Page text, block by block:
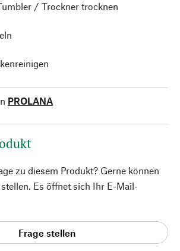
/ Trockner trocknen
PROLANA
zu diesem Produkt? Gerne können
Es öffnet sich Ihr E-Mail-
Frage stellen